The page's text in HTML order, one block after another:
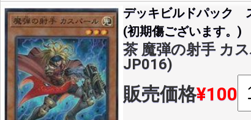
デッキビルドパック
(初期傷ございます。)
茶 魔弾の射手 カ
JP016)
販売価格¥100